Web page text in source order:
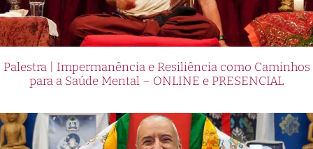
Palestra | Impermanência e Resiliência como Caminhos
para a Saúde Mental – ONLINE e PRESENCIAL